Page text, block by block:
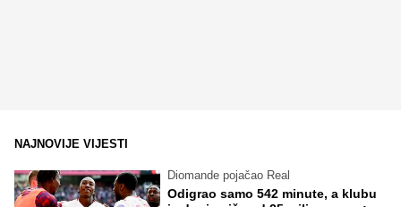
NAJNOVIJE VIJESTI
Diomande pojačao Real
Odigrao samo 542 minute, a klubu